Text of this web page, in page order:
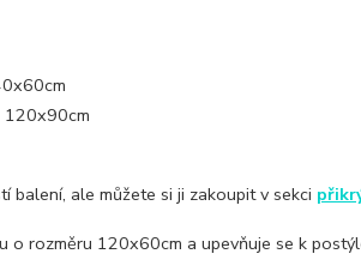
120x90cm
balení, ale můžete si ji zakoupit v sekci
o rozměru 120x60cm a upevňuje se k